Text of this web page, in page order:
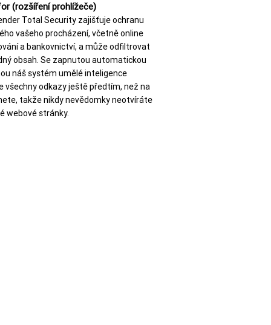
(rozšíření prohlížeče)
Total Security zajišťuje ochranu
vašeho procházení, včetně online
a bankovnictví, a může odfiltrovat
obsah. Se zapnutou automatickou
náš systém umělé inteligence
všechny odkazy ještě předtím, než na
takže nikdy nevědomky neotvíráte
webové stránky.